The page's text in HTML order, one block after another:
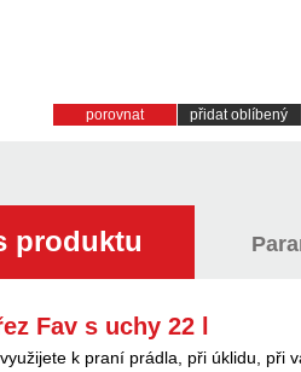
porovnat přidat oblíbený
produktu
Fav s uchy 22 l
k praní prádla, při úklidu,